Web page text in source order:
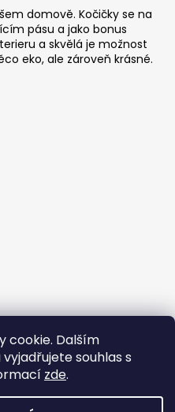
cookie. Dalším
souhlas s
zde.
domově. Kočičky se na
pásu a jako bonus
a skvělá je možnost
eko, ale zároveň krásné.